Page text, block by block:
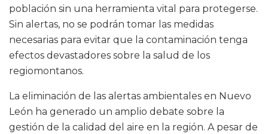
población sin una herramienta vital para protegerse.
Sin alertas, no se podrán tomar las medidas
necesarias para evitar que la contaminación tenga
efectos devastadores sobre la salud de los
regiomontanos.
La eliminación de las alertas ambientales en Nuevo
León ha generado un amplio debate sobre la
gestión de la calidad del aire en la región. A pesar de